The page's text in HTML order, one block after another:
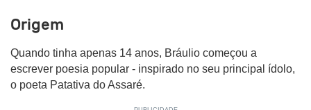
Origem
Quando tinha apenas 14 anos, Bráulio começou a
escrever poesia popular - inspirado no seu principal ídolo,
o poeta Patativa do Assaré.